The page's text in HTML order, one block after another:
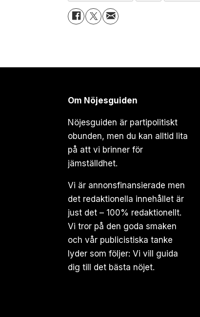
Om Nöjesguiden
Nöjesguiden är partipolitiskt
obunden, men du kan alltid lita
på att vi brinner för
jämställdhet.
Vi är annonsfinansierade men
det redaktionella innehållet är
just det – 100% redaktionellt.
Vi tror på den goda smaken
och vår publicistiska tanke
lyder som följer: Vi vill guida
dig till det bästa nöjet.